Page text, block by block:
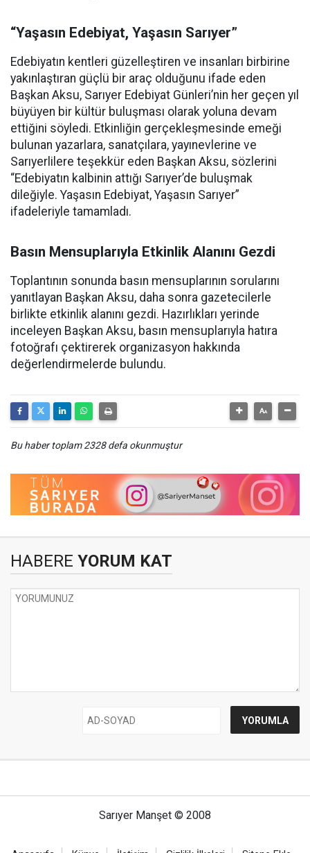
“Yaşasın Edebiyat, Yaşasın Sarıyer”
Edebiyatın kentleri güzelleştiren ve insanları birbirine
yakınlaştıran güçlü bir araç olduğunu ifade eden
Başkan Aksu, Sarıyer Edebiyat Günleri’nin her geçen yıl
büyüyen bir kültür buluşması olarak yoluna devam
ettiğini söyledi. Etkinliğin gerçekleşmesinde emeği
bulunan yazarlara, sanatçılara, yayınevlerine ve
Sarıyerlilere teşekkür eden Başkan Aksu, sözlerini
“Edebiyatın kalbinin attığı Sarıyer’de buluşmak
dileğiyle. Yaşasın Edebiyat, Yaşasın Sarıyer”
ifadeleriyle tamamladı.
Basın Mensuplarıyla Etkinlik Alanını Gezdi
Toplantının sonunda basın mensuplarının sorularını
yanıtlayan Başkan Aksu, daha sonra gazetecilerle
birlikte etkinlik alanını gezdi. Hazırlıkları yerinde
inceleyen Başkan Aksu, basın mensuplarıyla hatıra
fotoğrafı çektirerek organizasyon hakkında
değerlendirmelerde bulundu.
Bu haber toplam 2328 defa okunmuştur
HABERE YORUM KAT
Sarıyer Manşet © 2008